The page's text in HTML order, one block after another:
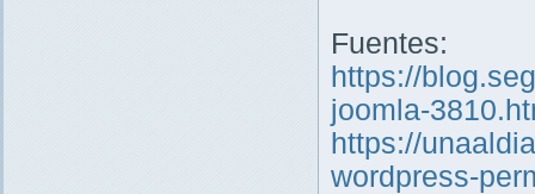
Fuentes:
https://
joomla-
https://
wordpress-